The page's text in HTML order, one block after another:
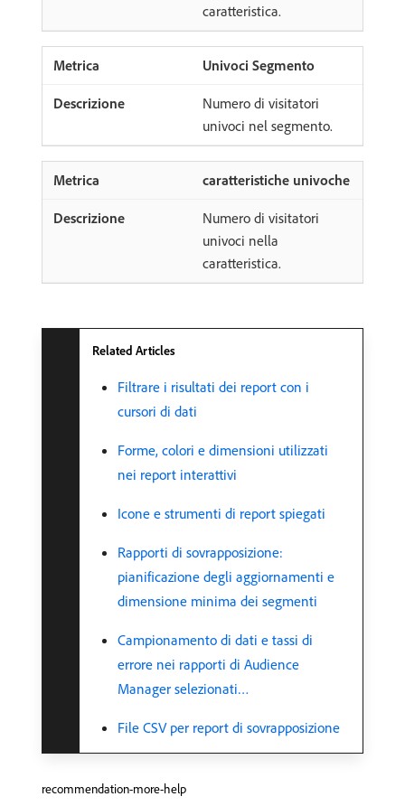
caratteristica.
Univoci Segmento
Numero di visitatori
univoci nel segmento.
caratteristiche univoche
Numero di visitatori
univoci nella
caratteristica.
Related Articles
Filtrare i risultati dei report con i
cursori di dati
Forme, colori e dimensioni utilizzati
nei report interattivi
Icone e strumenti di report spiegati
Rapporti di sovrapposizione:
pianificazione degli aggiornamenti e
dimensione minima dei segmenti
Campionamento di dati e tassi di
errore nei rapporti di Audience
Manager selezionati…
File CSV per report di sovrapposizione
recommendation-more-help